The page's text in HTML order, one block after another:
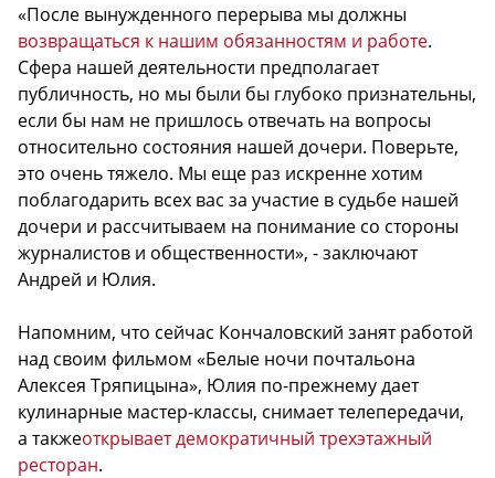
«После вынужденного перерыва мы должны
возвращаться к нашим обязанностям и работе.
Сфера нашей деятельности предполагает
публичность, но мы были бы глубоко признательны,
если бы нам не пришлось отвечать на вопросы
относительно состояния нашей дочери. Поверьте,
это очень тяжело. Мы еще раз искренне хотим
поблагодарить всех вас за участие в судьбе нашей
дочери и рассчитываем на понимание со стороны
журналистов и общественности», - заключают
Андрей и Юлия.
Напомним, что сейчас Кончаловский занят работой
над своим фильмом «Белые ночи почтальона
Алексея Тряпицына», Юлия по-прежнему дает
кулинарные мастер-классы, снимает телепередачи,
а такжеоткрывает демократичный трехэтажный
ресторан.